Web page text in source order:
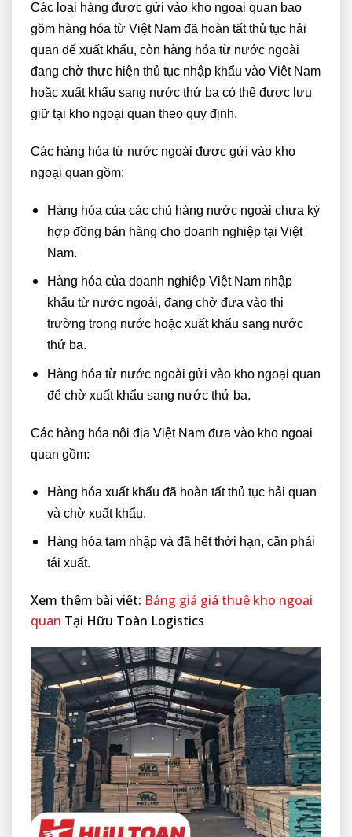
Các loại hàng được gửi vào kho ngoại quan bao
gồm hàng hóa từ Việt Nam đã hoàn tất thủ tục hải
quan để xuất khẩu, còn hàng hóa từ nước ngoài
đang chờ thực hiện thủ tục nhập khẩu vào Việt Nam
hoặc xuất khẩu sang nước thứ ba có thể được lưu
giữ tại kho ngoại quan theo quy định.
Các hàng hóa từ nước ngoài được gửi vào kho
ngoại quan gồm:
Hàng hóa của các chủ hàng nước ngoài chưa ký
hợp đồng bán hàng cho doanh nghiệp tại Việt
Nam.
Hàng hóa của doanh nghiệp Việt Nam nhập
khẩu từ nước ngoài, đang chờ đưa vào thị
trường trong nước hoặc xuất khẩu sang nước
thứ ba.
Hàng hóa từ nước ngoài gửi vào kho ngoại quan
để chờ xuất khẩu sang nước thứ ba.
Các hàng hóa nội địa Việt Nam đưa vào kho ngoại
quan gồm:
Hàng hóa xuất khẩu đã hoàn tất thủ tục hải quan
và chờ xuất khẩu.
Hàng hóa tạm nhập và đã hết thời hạn, cần phải
tái xuất.
Xem thêm bài viết: Bảng giá giá thuê kho ngoại
quan Tại Hữu Toàn Logistics